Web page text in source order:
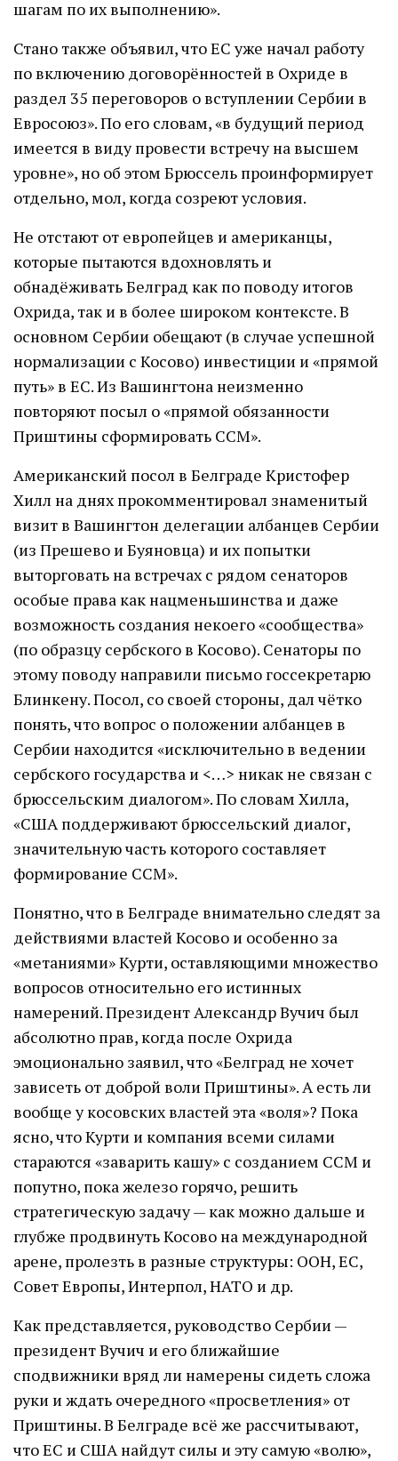
шагам по их выполнению».
Стано также объявил, что ЕС уже начал работу
по включению договорённостей в Охриде в
раздел 35 переговоров о вступлении Сербии в
Евросоюз». По его словам, «в будущий период
имеется в виду провести встречу на высшем
уровне», но об этом Брюссель проинформирует
отдельно, мол, когда созреют условия.
Не отстают от европейцев и американцы,
которые пытаются вдохновлять и
обнадёживать Белград как по поводу итогов
Охрида, так и в более широком контексте. В
основном Сербии обещают (в случае успешной
нормализации с Косово) инвестиции и «прямой
путь» в ЕС. Из Вашингтона неизменно
повторяют посыл о «прямой обязанности
Приштины сформировать ССМ».
Американский посол в Белграде Кристофер
Хилл на днях прокомментировал знаменитый
визит в Вашингтон делегации албанцев Сербии
(из Прешево и Буяновца) и их попытки
выторговать на встречах с рядом сенаторов
особые права как нацменьшинства и даже
возможность создания некоего «сообщества»
(по образцу сербского в Косово). Сенаторы по
этому поводу направили письмо госсекретарю
Блинкену. Посол, со своей стороны, дал чётко
понять, что вопрос о положении албанцев в
Сербии находится «исключительно в ведении
сербского государства и <…> никак не связан с
брюссельским диалогом». По словам Хилла,
«США поддерживают брюссельский диалог,
значительную часть которого составляет
формирование ССМ».
Понятно, что в Белграде внимательно следят за
действиями властей Косово и особенно за
«метаниями» Курти, оставляющими множество
вопросов относительно его истинных
намерений. Президент Александр Вучич был
абсолютно прав, когда после Охрида
эмоционально заявил, что «Белград не хочет
зависеть от доброй воли Приштины». А есть ли
вообще у косовских властей эта «воля»? Пока
ясно, что Курти и компания всеми силами
стараются «заварить кашу» с созданием ССМ и
попутно, пока железо горячо, решить
стратегическую задачу — как можно дальше и
глубже продвинуть Косово на международной
арене, пролезть в разные структуры: ООН, ЕС,
Совет Европы, Интерпол, НАТО и др.
Как представляется, руководство Сербии —
президент Вучич и его ближайшие
сподвижники вряд ли намерены сидеть сложа
руки и ждать очередного «просветления» от
Приштины. В Белграде всё же рассчитывают,
что ЕС и США найдут силы и эту самую «волю»,